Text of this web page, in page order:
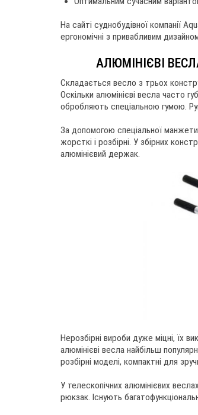
На сайті суднобудівної компанії
ергономічні з привабливим
АЛЮМІНІЄВІ
Складається весло з трьох
Оскільки алюмінієві весла часто
обробляють спеціальною гумою.
За допомогою спеціальної манжети
жорсткі і розбірні. У збірних
алюмінієвий держак.
Нерозбірні вироби дуже міцні, їх
алюмінієві весла найбільш
розбірні моделі, компактні для
У телескопічних алюмінієвих
рюкзак. Існують